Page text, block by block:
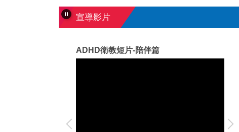
宣導影片
ADHD衛教短片-陪伴篇